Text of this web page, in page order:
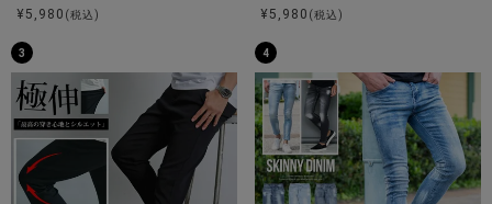
BITTER STORE(ビターストア)にBitter select【ビターセレ
ました。
ヴィンテージ感漂う風合いと色落ち加工が特徴のイージーパ
ンツ。
ユーズドデニムのような重厚な見た目ながら、生地は薄く軽
量で、快適な穿き心地を実現しました。
綿100％素材を使用し、しなやかなハリ感があるため、長く愛
用できるのも魅力です。
¥ 5,980 (税込)
¥ 5,980 (税込)
3 4